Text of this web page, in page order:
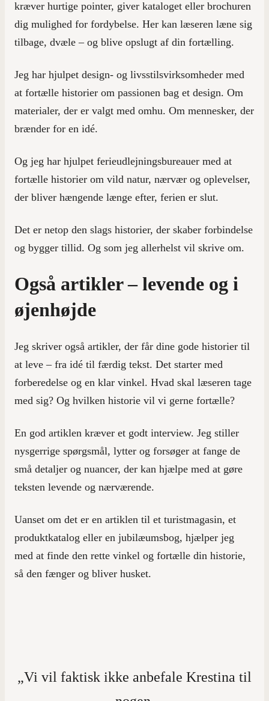
kræver hurtige pointer, giver kataloget eller brochuren
dig mulighed for fordybelse. Her kan læseren læne sig
tilbage, dvæle – og blive opslugt af din fortælling.
Jeg har hjulpet design- og livsstilsvirksomheder med
at fortælle historier om passionen bag et design. Om
materialer, der er valgt med omhu. Om mennesker, der
brænder for en idé.
Og jeg har hjulpet ferieudlejningsbureauer med at
fortælle historier om vild natur, nærvær og oplevelser,
der bliver hængende længe efter, ferien er slut.
Det er netop den slags historier, der skaber forbindelse
og bygger tillid. Og som jeg allerhelst vil skrive om.
Også artikler – levende og i
øjenhøjde
Jeg skriver også artikler, der får dine gode historier til
at leve – fra idé til færdig tekst. Det starter med
forberedelse og en klar vinkel. Hvad skal læseren tage
med sig? Og hvilken historie vil vi gerne fortælle?
En god artiklen kræver et godt interview. Jeg stiller
nysgerrige spørgsmål, lytter og forsøger at fange de
små detaljer og nuancer, der kan hjælpe med at gøre
teksten levende og nærværende.
Uanset om det er en artiklen til et turistmagasin, et
produktkatalog eller en jubilæumsbog, hjælper jeg
med at finde den rette vinkel og fortælle din historie,
så den fænger og bliver husket.
„Vi vil faktisk ikke anbefale Krestina til